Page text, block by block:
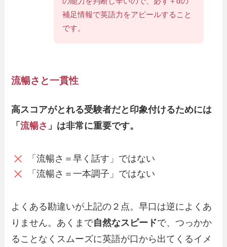
補足情報で英語力をアピールすること
です。
流暢さと一貫性
高スコアがとれる受験者だと印象付けるためには
「流暢さ 」は非常に重要です。
「流暢さ＝早く話す」ではない
「流暢さ＝一本調子」ではない
よくある勘違いが上記の２点。早口は逆によくあ
りません。あくまで自然なスピードで、つっかか
ることなくスムーズに英語が口から出てくるイメ